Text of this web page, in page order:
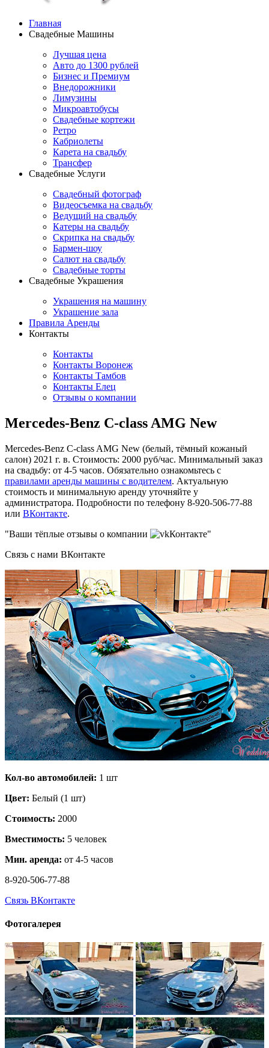
Главная
Свадебные Машины
Лучшая цена
Авто до 1300 рублей
Бизнес и Премиум
Внедорожники
Лимузины
Микроавтобусы
Свадебные кортежи
Ретро
Кабриолеты
Карета на свадьбу
Трансфер
Свадебные Услуги
Свадебный фотограф
Видеосъемка на свадьбу
Ведущий на свадьбу
Катеры на свадьбу
Скрипка на свадьбу
Бармен-шоу
Салют на свадьбу
Свадебные торты
Свадебные Украшения
Украшения на машину
Украшение зала
Правила Аренды
Контакты
Контакты
Контакты Воронеж
Контакты Тамбов
Контакты Елец
Отзывы о компании
Mercedes-Benz C-class AMG New
Mercedes-Benz C-class AMG New (белый, тёмный кожаный
салон) 2021 г. в. Стоимость: 2000 руб/час. Минимальный заказ
на свадьбу: от 4-5 часов. Обязательно ознакомьтесь с
правилами аренды машины с водителем. Актуальную
стоимость и минимальную аренду уточняйте у
администратора. Подробности по телефону 8-920-506-77-88
или ВКонтакте.
"Ваши тёплые отзывы о компании
Контакте"
Связь с нами ВКонтакте
Кол-во автомобилей: 1 шт
Цвет: Белый (1 шт)
Стоимость: 2000
Вместимость: 5 человек
Мин. аренда: от 4-5 часов
8-920-506-77-88
Связь ВКонтакте
Фотогалерея